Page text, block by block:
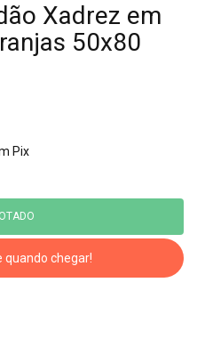
Xadrez em
50x80
Pix
quando chegar!